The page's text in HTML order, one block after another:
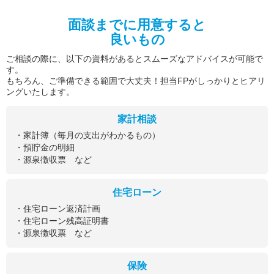
面談までに用意すると
良いもの
ご相談の際に、以下の資料があるとスムーズなアドバイスが可能で
す。
もちろん、ご準備できる範囲で大丈夫！担当FPがしっかりとヒアリ
ングいたします。
家計相談
・家計簿（毎月の支出がわかるもの）
・預貯金の明細
・源泉徴収票 など
住宅ローン
・住宅ローン返済計画
・住宅ローン残高証明書
・源泉徴収票 など
保険